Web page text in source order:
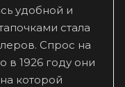
удобной и
стала
Спрос на
в 1926 году они
которой